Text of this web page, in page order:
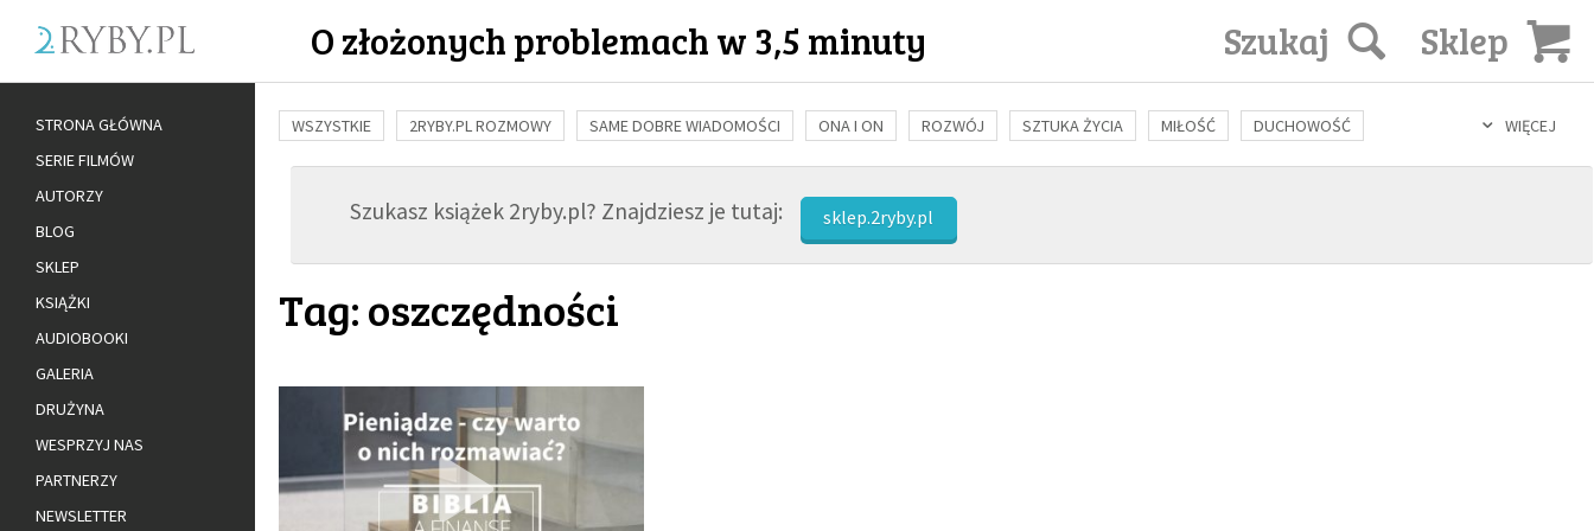
O złożonych problemach w 3,5 minuty Sklep
Szukaj
WIĘCEJ
WSZYSTKIE 2RYBY.PL ROZMOWY SAME DOBRE WIADOMOŚCI ONA I ON ROZWÓJ SZTUKA ŻYCIA MIŁOŚĆ DUCHOWOŚĆ
BUDOWANIE WIĘZI RODZINA NAUKA BIBLIA KOBIETA MĘŻCZYZNA RELIGIE FILOZOFIA KULTURA ŚWIĘCI SEKS IN VITRO
ADOPCJASzukasz książek 2ryby.pl? Znajdziesz je tutaj: sklep.2ryby.pl
Tag: oszczędności
STRONA GŁÓWNA
SERIE FILMÓW
AUTORZY
BLOG
SKLEP
KSIĄŻKI
AUDIOBOOKI
GALERIA
DRUŻYNA
WESPRZYJ NAS
PARTNERZY
NEWSLETTER